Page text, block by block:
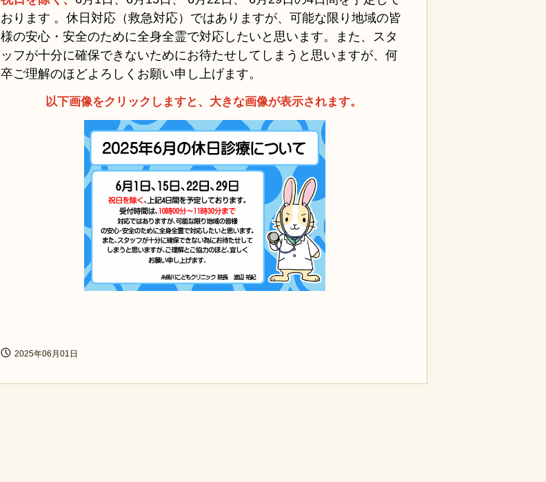
おります 。休日対応（救急対応）ではありますが、可能な限り地域の皆
様の安心・安全のために全身全霊で対応したいと思います。また、スタ
ッフが十分に確保できないためにお待たせしてしまうと思いますが、何
卒ご理解のほどよろしくお願い申し上げます。
以下画像をクリックしますと、大きな画像が表示されます。
2025年06月01日